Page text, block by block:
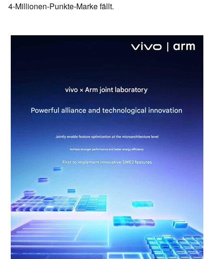
4-Millionen-Punkte-Marke fällt.